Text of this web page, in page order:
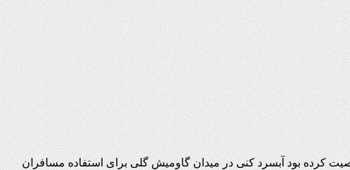
کرده بود آبسرد کنی در میدان گاومیش گلی برای استفاده مسافران